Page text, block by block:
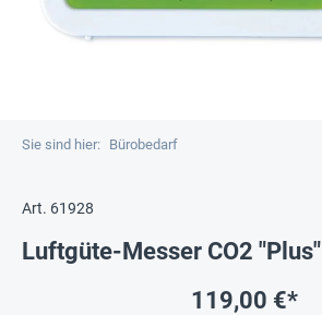
Sie sind hier: Bürobedarf
Art. 61928
Luftgüte-Messer CO2 "Plus"
119,00 €*